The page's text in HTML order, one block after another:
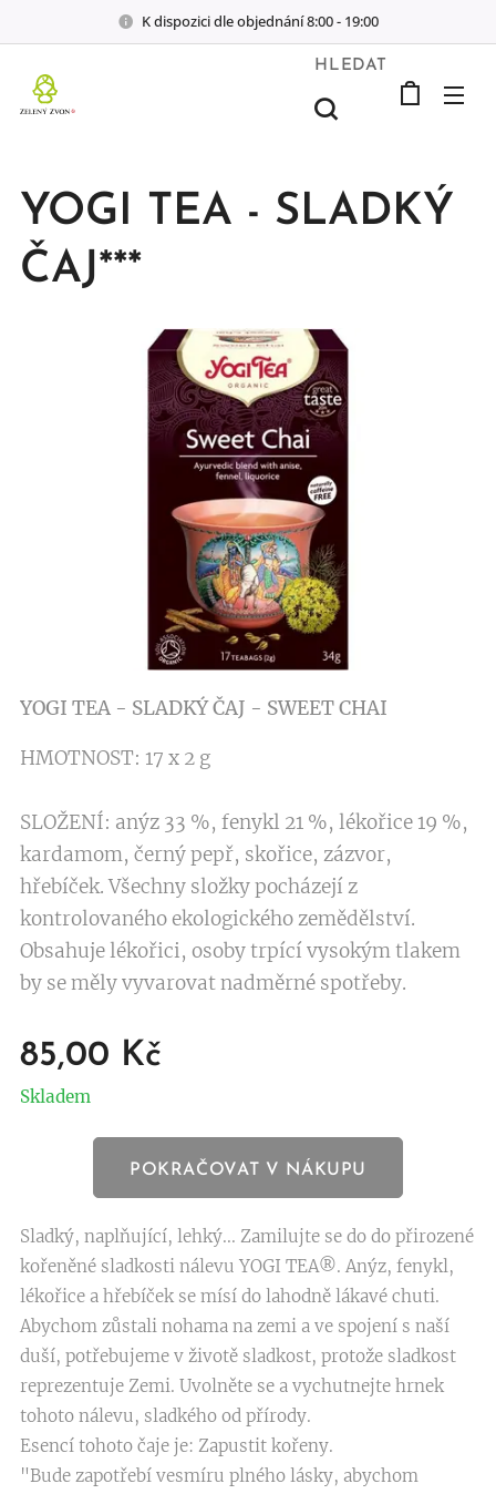
K dispozici dle objednání 8:00 - 19:00
HLEDAT
YOGI TEA - SLADKÝ
ČAJ***
YOGI TEA - SLADKÝ ČAJ - SWEET CHAI
HMOTNOST: 17 x 2 g
SLOŽENÍ: anýz 33 %, fenykl 21 %, lékořice 19 %,
kardamom, černý pepř, skořice, zázvor,
hřebíček. Všechny složky pocházejí z
kontrolovaného ekologického zemědělství.
Obsahuje lékořici, osoby trpící vysokým tlakem
by se měly vyvarovat nadměrné spotřeby.
85,00 Kč
Skladem
POKRAČOVAT V NÁKUPU
Sladký, naplňující, lehký... Zamilujte se do do přirozené
kořeněné sladkosti nálevu YOGI TEA®. Anýz, fenykl,
lékořice a hřebíček se mísí do lahodně lákavé chuti.
Abychom zůstali nohama na zemi a ve spojení s naší
duší, potřebujeme v životě sladkost, protože sladkost
reprezentuje Zemi. Uvolněte se a vychutnejte hrnek
tohoto nálevu, sladkého od přírody.
Esencí tohoto čaje je: Zapustit kořeny.
"Bude zapotřebí vesmíru plného lásky, abychom